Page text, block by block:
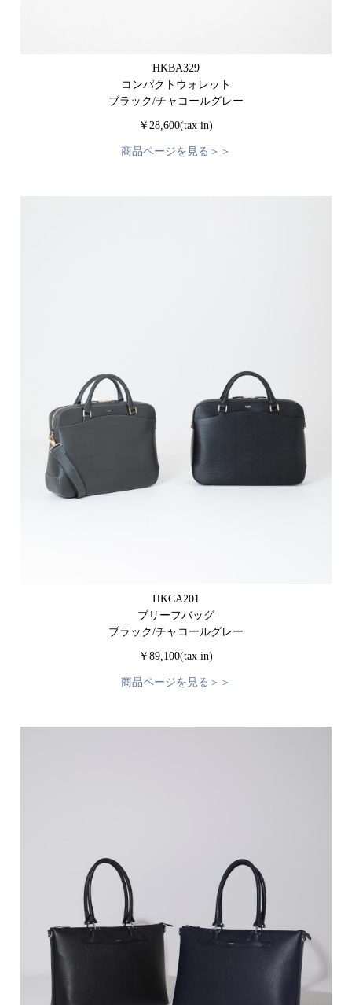
HKBA329
コンパクトウォレット
ブラック/チャコールグレー
￥28,600(tax in)
商品ページを見る＞＞
HKCA201
ブリーフバッグ
ブラック/チャコールグレー
￥89,100(tax in)
商品ページを見る＞＞